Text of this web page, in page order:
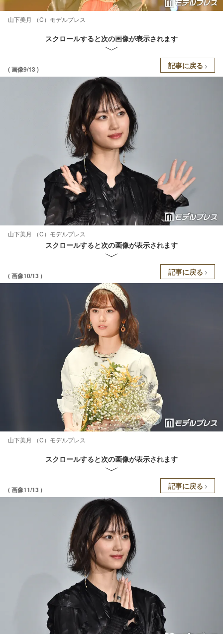
山下美月 （C）モデルプレス
スクロールすると次の画像が表示されます
( 画像9/13 ) 記事に戻る
山下美月 （C）モデルプレス
スクロールすると次の画像が表示されます
( 画像10/13 ) 記事に戻る
山下美月 （C）モデルプレス
スクロールすると次の画像が表示されます
( 画像11/13 ) 記事に戻る